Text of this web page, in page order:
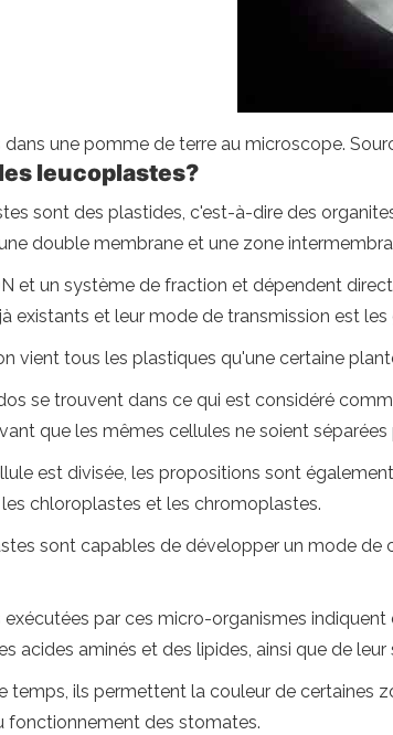
une pomme de terre au microscope.
leucoplastes?
sont des plastides, c'est-à-dire des
double membrane et une zone
et un système de fraction et dépendent
existants et leur mode de transmission est
vient tous les plastiques qu'une certaine
se trouvent dans ce qui est considéré
que les mêmes cellules ne soient
est divisée, les propositions sont
chloroplastes et les chromoplastes.
sont capables de développer un mode
par ces micro-organismes
acides aminés et des lipides, ainsi que de
temps, ils permettent la couleur de certaines
fonctionnement des stomates.